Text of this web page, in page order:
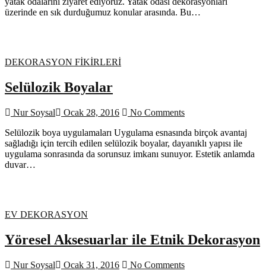
üzerinde en sık durduğumuz konular arasında. Bu…
DEKORASYON FİKİRLERİ
Selülozik Boyalar
Nur Soysal Ocak 28, 2016
No Comments
Selülozik boya uygulamaları Uygulama esnasında birçok avantaj
sağladığı için tercih edilen selülozik boyalar, dayanıklı yapısı ile
uygulama sonrasında da sorunsuz imkanı sunuyor. Estetik anlamda
duvar…
EV DEKORASYON
Yöresel Aksesuarlar ile Etnik Dekorasyon
Nur Soysal Ocak 31, 2016
No Comments